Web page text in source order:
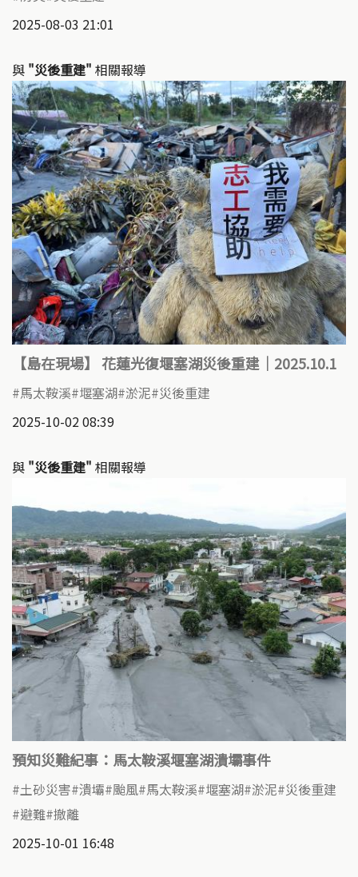
2025-08-03 21:01
與 "災後重建" 相關報導
【島在現場】 花蓮光復堰塞湖災後重建｜2025.10.1
馬太鞍溪 堰塞湖 淤泥 災後重建
2025-10-02 08:39
與 "災後重建" 相關報導
預知災難紀事：馬太鞍溪堰塞湖潰壩事件
土砂災害 潰壩 颱風 馬太鞍溪 堰塞湖 淤泥 災後重建
避難 撤離
2025-10-01 16:48